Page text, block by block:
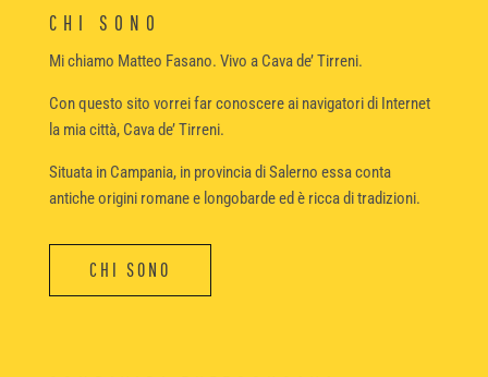
CHI SONO
Mi chiamo Matteo Fasano. Vivo a Cava de’ Tirreni.
Con questo sito vorrei far conoscere ai navigatori di Internet
la mia città, Cava de’ Tirreni.
Situata in Campania, in provincia di Salerno essa conta
antiche origini romane e longobarde ed è ricca di tradizioni.
CHI SONO